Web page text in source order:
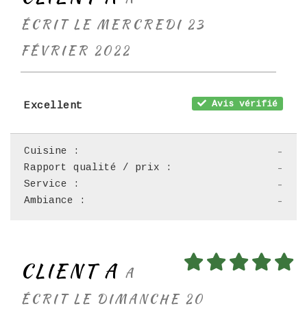
ÉCRIT LE MERCREDI 23
FÉVRIER 2022
Avis vérifié
Excellent
-
Cuisine :
-
Rapport qualité / prix :
-
Service :
-
Ambiance :
CLIENT A A
ÉCRIT LE DIMANCHE 20